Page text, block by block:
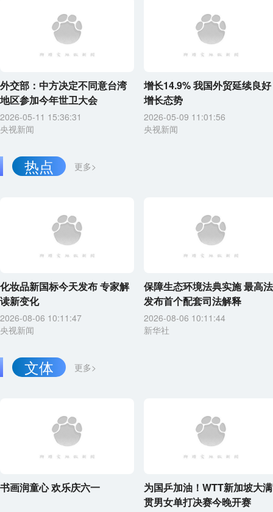
外交部：中方决定不同意台湾
地区参加今年世卫大会
2026-05-11 15:36:31
央视新闻
增长14.9% 我国外贸延续良好
增长态势
2026-05-09 11:01:56
央视新闻
更多>
热点
化妆品新国标今天发布 专家解
读新变化
2026-08-06 10:11:47
央视新闻
保障生态环境法典实施 最高法
发布首个配套司法解释
2026-08-06 10:11:44
新华社
更多>
文体
书画润童心 欢乐庆六一
为国乒加油！WTT新加坡大满
贯男女单打决赛今晚开赛